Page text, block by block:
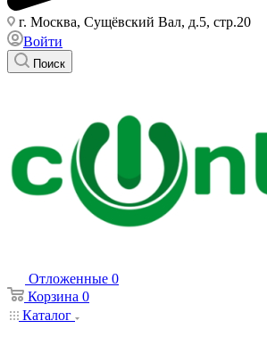
г. Москва, Сущёвский Вал, д.5, стр.20
Войти
Поиск
Отложенные 0
Корзина 0
Каталог